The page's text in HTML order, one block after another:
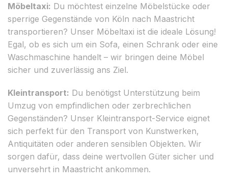
Möbeltaxi: Du möchtest einzelne Möbelstücke oder
sperrige Gegenstände von Köln nach Maastricht
transportieren? Unser Möbeltaxi ist die ideale Lösung!
Egal, ob es sich um ein Sofa, einen Schrank oder eine
Waschmaschine handelt – wir bringen deine Möbel
sicher und zuverlässig ans Ziel.
Kleintransport: Du benötigst Unterstützung beim
Umzug von empfindlichen oder zerbrechlichen
Gegenständen? Unser Kleintransport-Service eignet
sich perfekt für den Transport von Kunstwerken,
Antiquitäten oder anderen sensiblen Objekten. Wir
sorgen dafür, dass deine wertvollen Güter sicher und
unversehrt in Maastricht ankommen.